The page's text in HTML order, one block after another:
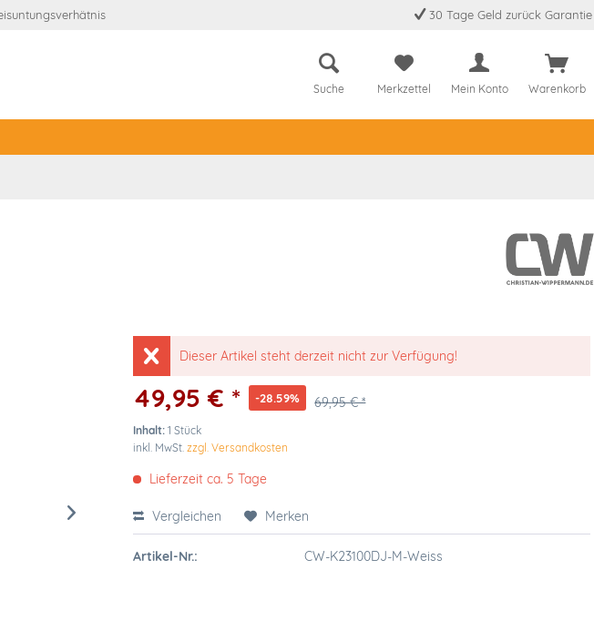
30 Tage Geld zurück Garantie
Suche Merkzettel Mein Konto Warenkorb
Dieser Artikel steht derzeit nicht zur Verfügung!
49,95 € * -28.59% 69,95 € *
Inhalt:1 Stück
inkl. MwSt.zzgl. Versandkosten
Lieferzeit ca. 5 Tage
Vergleichen Merken
Artikel-Nr.: CW-K23100DJ-M-Weiss